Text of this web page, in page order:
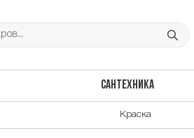
САНТЕХНИКА
Краска